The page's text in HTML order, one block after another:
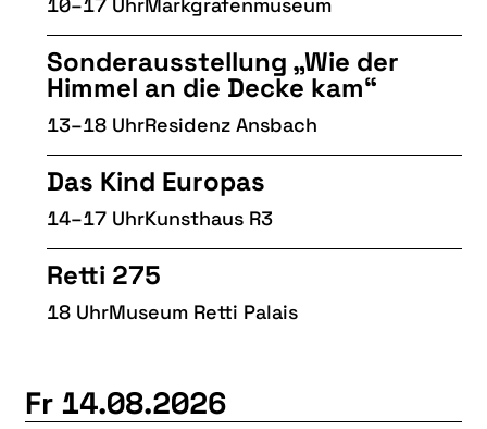
Sonderausstellung „Wie der
Himmel an die Decke kam“
13–18 UhrResidenz Ansbach
Das Kind Europas
14–17 UhrKunsthaus R3
Retti 275
18 UhrMuseum Retti Palais
Fr 14.08.2026